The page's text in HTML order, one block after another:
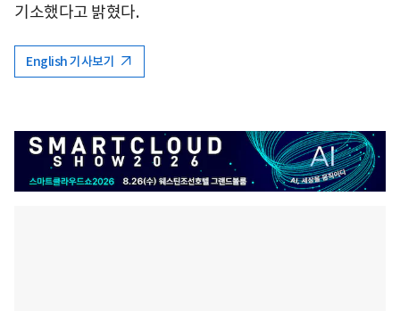
기소했다고 밝혔다.
English 기사보기